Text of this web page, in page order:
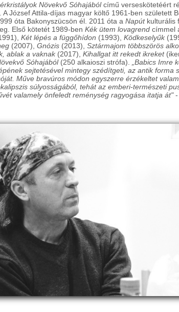
Növekvő Sóhajábólcímű verseskötetéért
A József Attila-díjas magyar költő 1961-ben született
óta Bakonyszücsön él. 2011 óta a Napútkulturális
Első kötetét 1989-ben Kék ütem lovagrend címmel
Két lépés a függőhídon (1993), Ködkeselyűk
(2007), Gnózis (2013), Sztármajom többszörös
ablak a vaknak(2017), Kihallgat itt rekedt ikreket
Sóhajából(250 alkaioszi strófa).
„Babics Imre
sejtetésével mintegy szédítgeti, az antik forma
Műve bravúros módon egyszerre érzékeltet
súlyosságából, tehát az emberi-természeti
valamely önfeledt reménység ragyogása itatja át"